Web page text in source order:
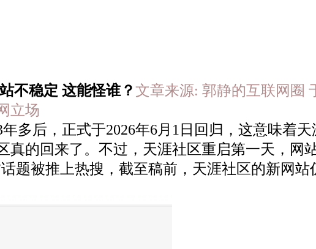
不稳定 这能怪谁？文章来源: 郭静的互联网圈
立场
多后，正式于2026年6月1日回归，这意味着
真的回来了。不过，天涯社区重启第一天，网
题被推上热搜，截至稿前，天涯社区的新网站